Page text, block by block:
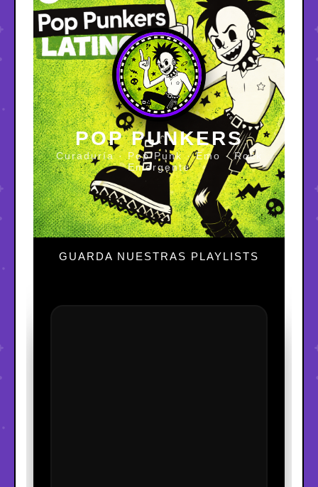
POP PUNKERS
Curaduría · Pop Punk · Emo · Rock
Emergente
GUARDA NUESTRAS PLAYLISTS